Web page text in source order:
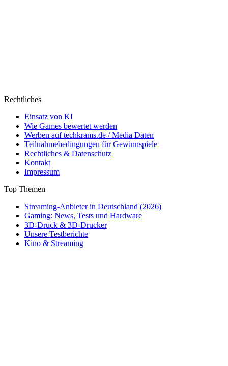
Rechtliches
Einsatz von KI
Wie Games bewertet werden
Werben auf techkrams.de / Media Daten
Teilnahmebedingungen für Gewinnspiele
Rechtliches & Datenschutz
Kontakt
Impressum
Top Themen
Streaming-Anbieter in Deutschland (2026)
Gaming: News, Tests und Hardware
3D-Druck & 3D-Drucker
Unsere Testberichte
Kino & Streaming